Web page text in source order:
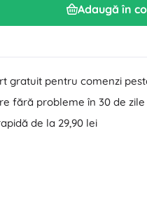
Accesorii pentru lavoar
Decorațiuni
Adaugă în
gratuit pentru comenzi
fără probleme în 30 de zile
de la 29,90 lei